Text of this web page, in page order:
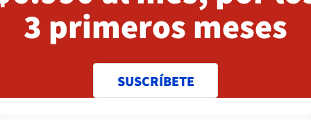
3 primeros meses
SUSCRÍBETE